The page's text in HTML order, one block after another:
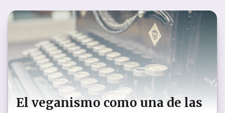
El veganismo como una de las